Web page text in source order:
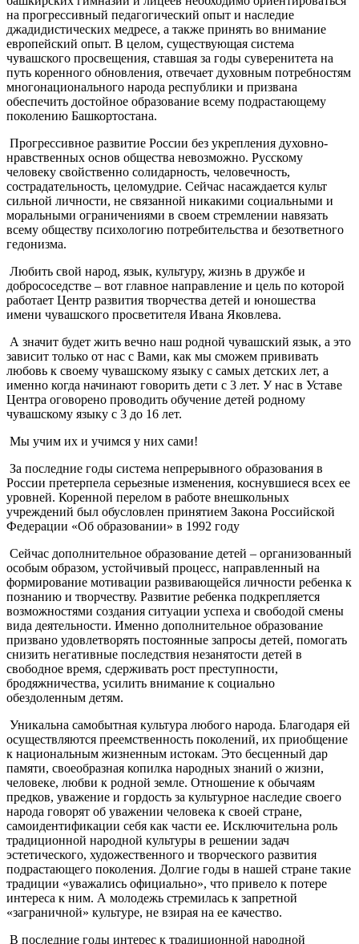
на прогрессивный педагогический опыт и наследие
джадидистических медресе, а также принять во внимание
европейский опыт. В целом, существующая система
чувашского просвещения, ставшая за годы суверенитета на
путь коренного обновления, отвечает духовным потребностям
многонационального народа республики и призвана
обеспечить достойное образование всему подрастающему
поколению Башкортостана.
Прогрессивное развитие России без укрепления духовно-
нравственных основ общества невозможно. Русскому
человеку свойственно солидарность, человечность,
сострадательность, целомудрие. Сейчас насаждается культ
сильной личности, не связанной никакими социальными и
моральными ограничениями в своем стремлении навязать
всему обществу психологию потребительства и безответного
гедонизма.
Любить свой народ, язык, культуру, жизнь в дружбе и
добрососедстве – вот главное направление и цель по которой
работает Центр развития творчества детей и юношества
имени чувашского просветителя Ивана Яковлева.
А значит будет жить вечно наш родной чувашский язык, а это
зависит только от нас с Вами, как мы сможем прививать
любовь к своему чувашскому языку с самых детских лет, а
именно когда начинают говорить дети с 3 лет. У нас в Уставе
Центра оговорено проводить обучение детей родному
чувашскому языку с 3 до 16 лет.
Мы учим их и учимся у них сами!
За последние годы система непрерывного образования в
России претерпела серьезные изменения, коснувшиеся всех ее
уровней. Коренной перелом в работе внешкольных
учреждений был обусловлен принятием Закона Российской
Федерации «Об образовании» в 1992 году
Сейчас дополнительное образование детей – организованный
особым образом, устойчивый процесс, направленный на
формирование мотивации развивающейся личности ребенка к
познанию и творчеству. Развитие ребенка подкрепляется
возможностями создания ситуации успеха и свободой смены
вида деятельности. Именно дополнительное образование
призвано удовлетворять постоянные запросы детей, помогать
снизить негативные последствия незанятости детей в
свободное время, сдерживать рост преступности,
бродяжничества, усилить внимание к социально
обездоленным детям.
Уникальна самобытная культура любого народа. Благодаря ей
осуществляются преемственность поколений, их приобщение
к национальным жизненным истокам. Это бесценный дар
памяти, своеобразная копилка народных знаний о жизни,
человеке, любви к родной земле. Отношение к обычаям
предков, уважение и гордость за культурное наследие своего
народа говорят об уважении человека к своей стране,
самоидентификации себя как части ее. Исключительна роль
традиционной народной культуры в решении задач
эстетического, художественного и творческого развития
подрастающего поколения. Долгие годы в нашей стране такие
традиции «уважались официально», что привело к потере
интереса к ним. А молодежь стремилась к запретной
«заграничной» культуре, не взирая на ее качество.
В последние годы интерес к традиционной народной